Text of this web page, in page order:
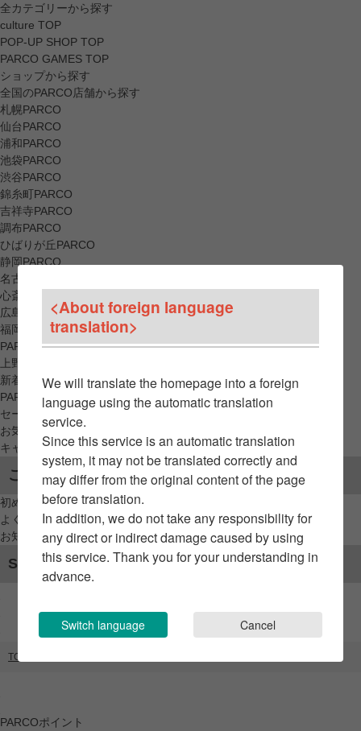
全カテゴリーから探す
culture TOP
POP-UP SHOP TOP
PARCO GAMES TOP
ショップから探す
全国のPARCO店舗から探す
札幌PARCO
仙台PARCO
浦和PARCO
池袋PARCO
渋谷PARCO
錦糸町PARCO
吉祥寺PARCO
調布PARCO
ひばりが丘PARCO
静岡PARCO
名古屋PARCO
心斎橋PARCO
広島PARCO
福岡PARCO
PARCO_ya
上野
新着アイテムから探す
PARCO限定アイテムから探す
セールアイテムから探す
お気に入りから探す
キャンペーン/クーポン対象から探す
ご利用案内
初めてのお客様へ
よくあるご質問 / お問い合わせ
お知らせ
SNSアカウント
TOP
PARCOポイント
<About foreign language
translation>
We will translate the homepage into a foreign
language using the automatic translation
service.
Since this service is an automatic translation
system, it may not be translated correctly and
may differ from the original content of the page
before translation.
In addition, we do not take any responsibility for
any direct or indirect damage caused by using
this service. Thank you for your understanding in
advance.
Switch language Cancel